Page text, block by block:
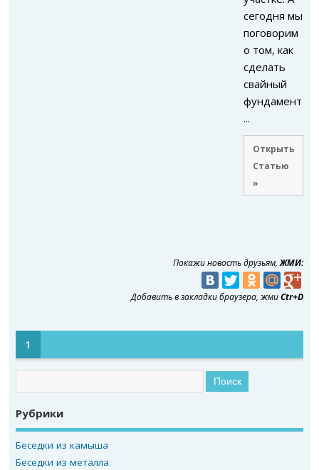
сегодня мы
поговорим
о том, как
сделать
свайный
фундамент
...
Открыть
Статью
»
Покажи новость друзьям,ЖМИ:
Добавить в закладки браузера, жмиCtr+D
1
Рубрики
Беседки из камыша
Беседки из металла